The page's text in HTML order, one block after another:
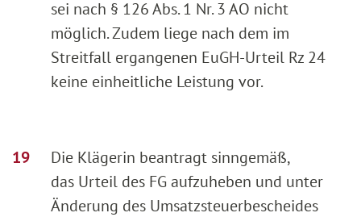
sei nach § 126 Abs. 1 Nr. 3 AO nicht
möglich. Zudem liege nach dem im
Streitfall ergangenen EuGH-Urteil Rz 24
keine einheitliche Leistung vor.
Die Klägerin beantragt sinngemäß,
das Urteil des FG aufzuheben und unter
Änderung des Umsatzsteuerbescheides